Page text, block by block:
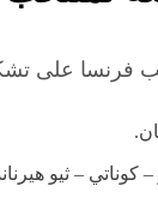
فرنسا على
كوناتي – ثيو